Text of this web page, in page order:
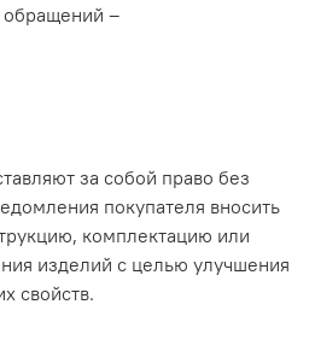
обращений –
за собой право без
покупателя вносить
комплектацию или
изделий с целью улучшения
свойств.